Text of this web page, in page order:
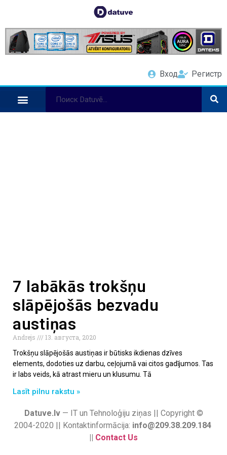
Вход Регистр
7 labākās trokšņu
slāpējošās bezvadu
austiņas
Andrejs
13. августа, 2020
Trokšņu slāpējošās austiņas ir būtisks ikdienas dzīves
elements, dodoties uz darbu, ceļojumā vai citos gadījumos. Tas
ir labs veids, kā atrast mieru un klusumu. Tā
Lasīt pilnu rakstu »
Datuve.lv— IT un Tehnoloģiju ziņas || Copyright ©
2004-2020 || Kontaktinformācija: info@209.38.209.184
|| Contact Us